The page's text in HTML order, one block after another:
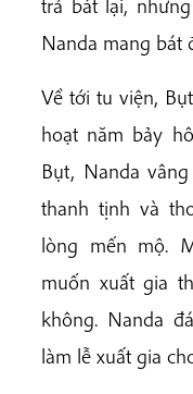
trả bát lại,
Nanda mang bát
Về tới tu viện,
hoạt năm bảy
Bụt, Nanda
thanh tịnh và
lòng mến mộ.
muốn xuất gia
không. Nanda
làm lễ xuất gia